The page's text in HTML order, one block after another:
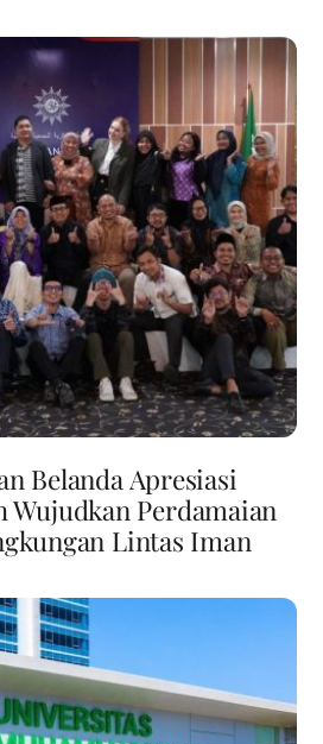
Belanda Apresiasi
Wujudkan Perdamaian
Lintas Iman